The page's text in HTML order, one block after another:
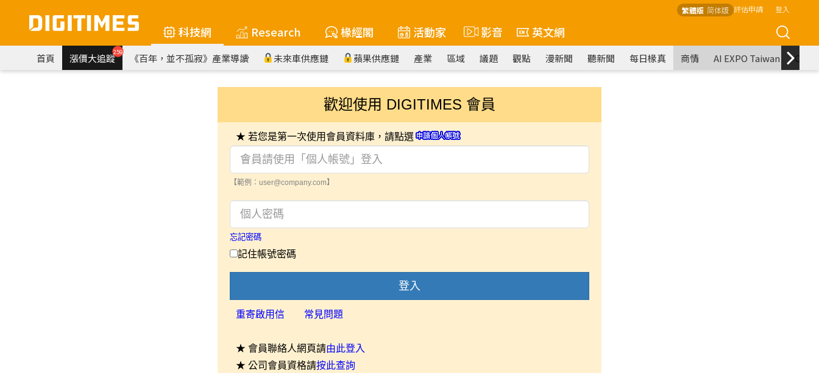
繁體版 简体版 評估申請 登入
科技網 Research 椽經閣 活動家 影音 英文網
首頁 漲價大追蹤259 《百年，並不孤寂》產業導讀 未來車供應鏈 蘋果供應鏈 產業 區域 議題 觀點 漫新聞 聽新聞 每日椽真 商情 AI EXPO Taiwan
歡迎使用 DIGITIMES 會員
★ 若您是第一次使用會員資料庫，請點選
【範例：user@company.com】
忘記密碼
記住帳號密碼
登入
重寄啟用信 常見問題
★ 會員聯絡人網頁請由此登入
★ 公司會員資格請按此查詢